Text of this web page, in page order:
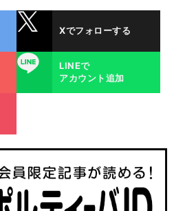
Xでフォローする
LINE
LINEで
アカウント追加